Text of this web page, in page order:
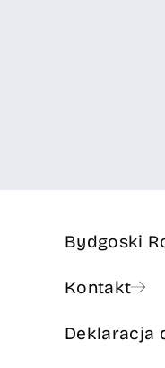
Bydgoski
Kontakt
Deklaracja